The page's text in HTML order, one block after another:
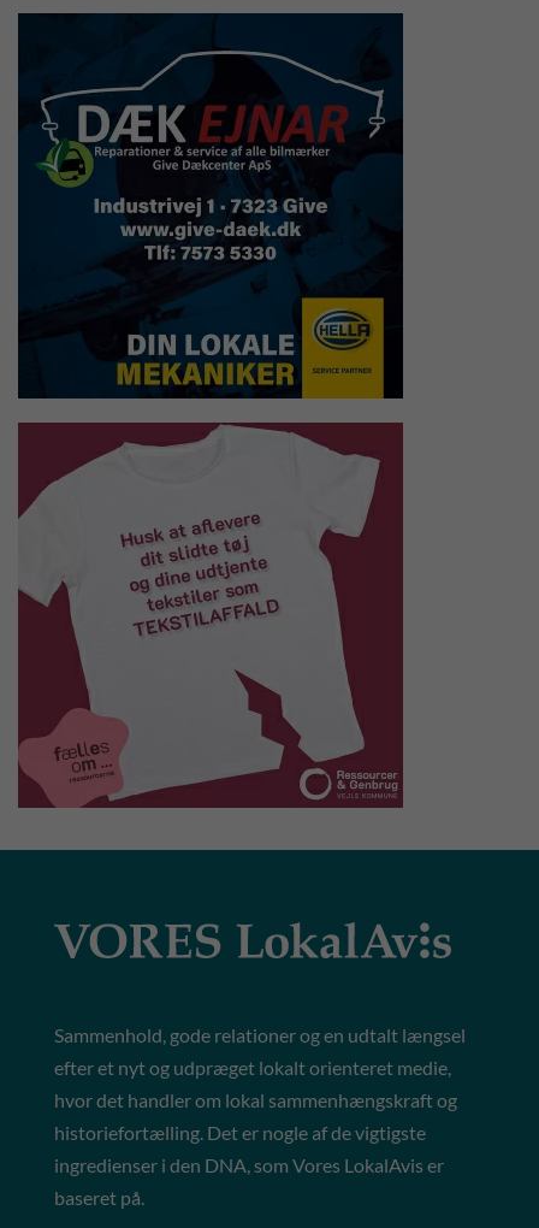
Sammenhold, gode relationer og en udtalt længsel
efter et nyt og udpræget lokalt orienteret medie,
hvor det handler om lokal sammenhængskraft og
historiefortælling. Det er nogle af de vigtigste
ingredienser i den DNA, som Vores LokalAvis er
baseret på.